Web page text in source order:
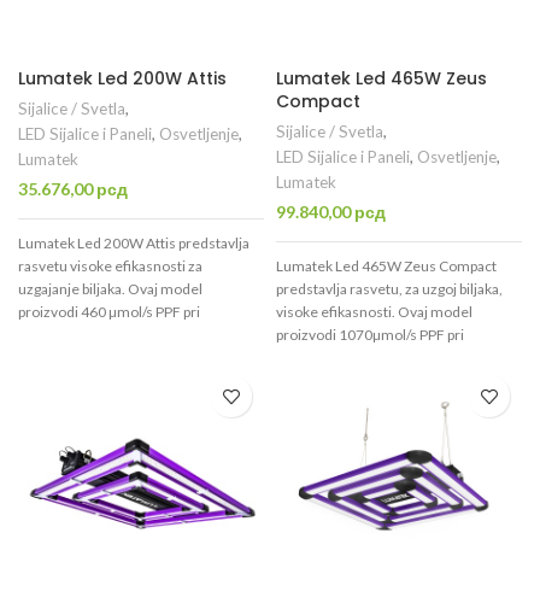
Lumatek Led 200W Attis
Sijalice / Svetla,
LED Sijalice i Paneli, Osvetljenje,
Lumatek
35.676,00рсд
Lumatek Led 200W Attis predstavlja
rasvetu visoke efikasnosti za
uzgajanje biljaka. Ovaj model
proizvodi 460 µmol/s PPF pri
Lumatek Led 465W Zeus
Compact
Sijalice / Svetla,
LED Sijalice i Paneli, Osvetljenje,
Lumatek
99.840,00рсд
Lumatek Led 465W Zeus Compact
predstavlja rasvetu, za uzgoj biljaka,
visoke efikasnosti. Ovaj model
proizvodi 1070µmol/s PPF pri
za uzgajanje na površini od 1,2 x 1,2m.